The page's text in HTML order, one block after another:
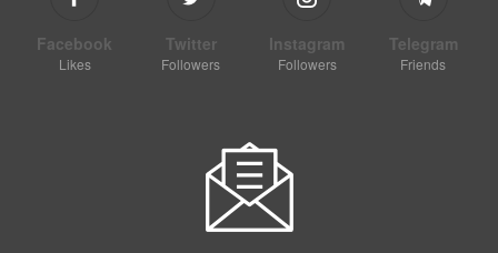
Facebook
Likes
Twitter
Followers
Instagram
Followers
Telegram
Friends